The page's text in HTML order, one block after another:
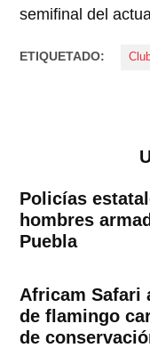
semifinal del
ETIQUETADO:
Policías
hombres
Puebla
Africam Safari
de flamingo
de